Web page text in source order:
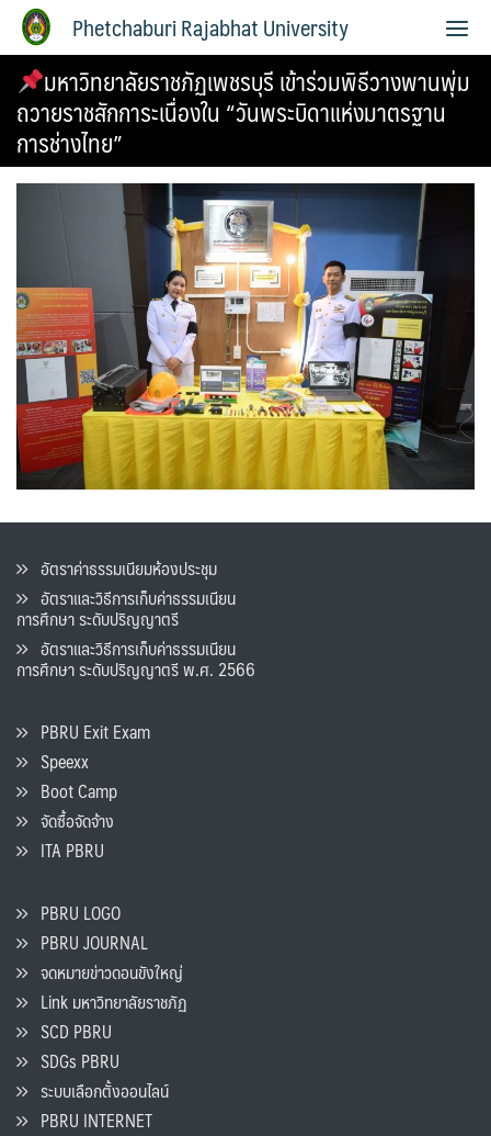
Phetchaburi Rajabhat University
มหาวิทยาลัยราชภัฏเพชรบุรี เข้าร่วมพิธีวางพานพุ่ม
ถวายราชสักการะเนื่องใน “วันพระบิดาแห่งมาตรฐาน
การช่างไทย”
อัตราค่าธรรมเนียมห้องประชุม
อัตราและวิธีการเก็บค่าธรรมเนียน
การศึกษา ระดับปริญญาตรี
อัตราและวิธีการเก็บค่าธรรมเนียน
การศึกษา ระดับปริญญาตรี พ.ศ. 2566
PBRU Exit Exam
Speexx
Boot Camp
จัดซื้อจัดจ้าง
ITA PBRU
PBRU LOGO
PBRU JOURNAL
จดหมายข่าวดอนขังใหญ่
Link มหาวิทยาลัยราชภัฏ
SCD PBRU
SDGs PBRU
ระบบเลือกตั้งออนไลน์
PBRU INTERNET